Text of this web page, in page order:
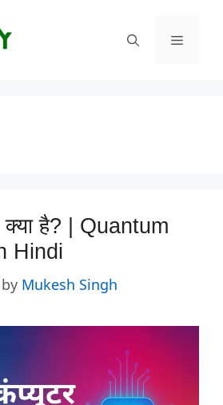
Menu
क्या है? | Quantum
Hindi
by Mukesh Singh